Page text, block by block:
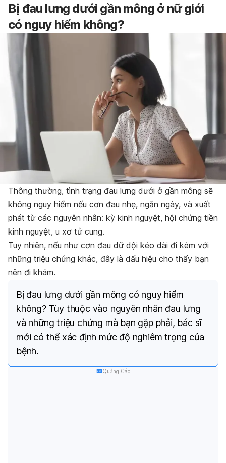
Bị đau lưng dưới gần mông ở nữ giới
có nguy hiểm không?
Thông thường, tình trạng đau lưng dưới ở gần mông sẽ
không nguy hiểm nếu cơn đau nhẹ, ngắn ngày, và xuất
phát từ các nguyên nhân: kỳ kinh nguyệt, hội chứng tiền
kinh nguyệt, u xơ tử cung.
Tuy nhiên, nếu như cơn đau dữ dội kéo dài đi kèm với
những triệu chứng khác, đây là dấu hiệu cho thấy bạn
nên đi khám.
Bị đau lưng dưới gần mông có nguy hiểm
không? Tùy thuộc vào nguyên nhân đau lưng
và những triệu chứng mà bạn gặp phải, bác sĩ
mới có thể xác định mức độ nghiêm trọng của
bệnh.
Quảng Cáo